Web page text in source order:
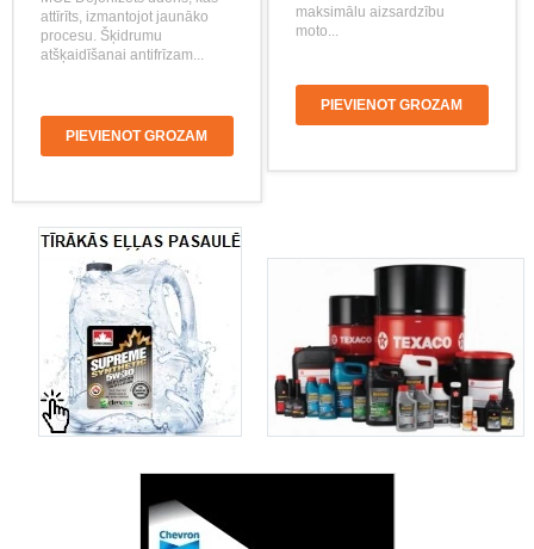
attīrīts, izmantojot jaunāko
procesu. Šķidrumu
atšķaidīšanai antifrīzam...
PIEVIENOT GROZAM
maksimālu aizsardzību
moto...
PIEVIENOT GROZAM